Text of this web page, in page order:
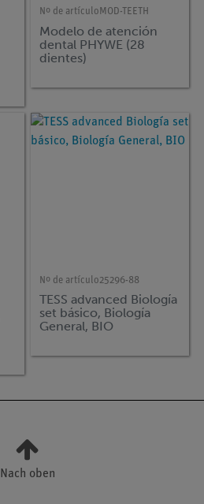
Nº de artículo MOD-TEETH
Modelo de atención
dental PHYWE (28
dientes)
Nº de artículo25296-88
TESS advanced Biología
set básico, Biología
General, BIO
Nach oben